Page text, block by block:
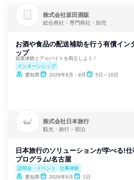
株式会社坂田酒販
総合商社・専門商社・卸売
お酒や食品の配送補助を行う有償イン
ップ
就業体験とアルバイトを両立しよう！
インターンシップ
愛知県
2026年8月・9月 5日～10日
株式会社日本旅行
観光・旅行・宿泊
日本旅行のソリューションが学べる!
プログラム/名古屋
説明会・イベント
仕事体験
愛知県
2026年9月 1日